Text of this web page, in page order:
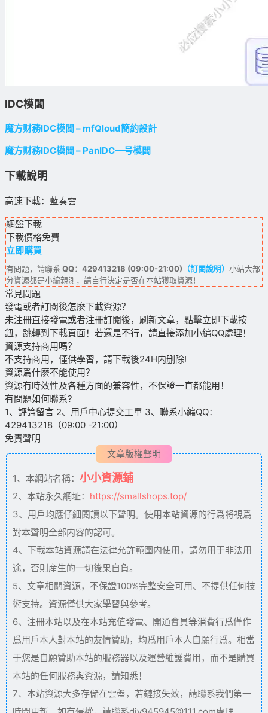
IDC模闆
魔方财務IDC模闆 – mfQloud簡約設計
魔方财務IDC模闆 – PanIDC一号模闆
下載說明
高速下載：藍奏雲
網盤下載
下載價格免費
立即購買
有問題，請聯系 QQ：429413218 (09:00-21:00) （訂閱說明） 小站大部
分資源都是小編親測，請自行決定是否在本站獲取資源！
常見問題
發電或者訂閱後怎麽下載資源？
未注冊直接發電或者注冊訂閱後，刷新文章，點擊立即下載按
鈕，跳轉到下載頁面！若還是不行，請直接添加小編QQ處理！
資源支持商用嗎？
不支持商用，僅供學習，請下載後24H内删除!
資源爲什麽不能使用？
資源有時效性及各種方面的兼容性，不保證一直都能用！
有問題如何聯系?
1、評論留言 2、用戶中心提交工單 3、聯系小編QQ：
429413218（09:00 -21:00）
免責聲明
文章版權聲明
1、本網站名稱： 小小資源鋪
2、本站永久網址： https://smallshops.top/
3、用戶均應仔細閱讀以下聲明。使用本站資源的行爲将視爲
對本聲明全部内容的認可。
4、下載本站資源請在法律允許範圍内使用，請勿用于非法用
途，否則産生的一切後果自負。
5、文章相關資源，不保證100%完整安全可用、不提供任何技
術支持。資源僅供大家學習與參考。
6、注冊本站以及在本站充值發電、開通會員等消費行爲僅作
爲用戶本人對本站的友情贊助，均爲用戶本人自願行爲。相當
于您是自願贊助本站的服務器以及運營維護費用，而不是購買
本站的任何服務與資源，請知悉！
7、本站資源大多存儲在雲盤，若鏈接失效，請聯系我們第一